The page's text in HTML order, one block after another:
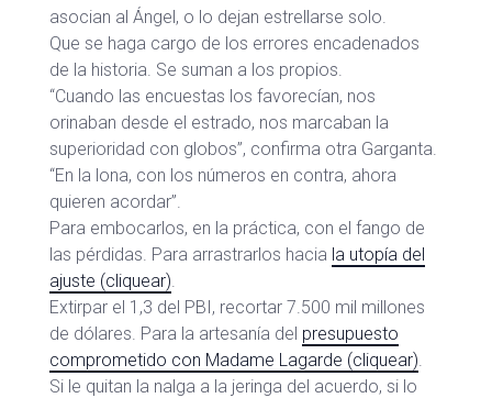
asocian al Ángel, o lo dejan estrellarse solo.
Que se haga cargo de los errores encadenados
de la historia. Se suman a los propios.
“Cuando las encuestas los favorecían, nos
orinaban desde el estrado, nos marcaban la
superioridad con globos”, confirma otra Garganta.
“En la lona, con los números en contra, ahora
quieren acordar”.
Para embocarlos, en la práctica, con el fango de
las pérdidas. Para arrastrarlos hacia la utopía del
ajuste (cliquear).
Extirpar el 1,3 del PBI, recortar 7.500 mil millones
de dólares. Para la artesanía del presupuesto
comprometido con Madame Lagarde (cliquear).
Si le quitan la nalga a la jeringa del acuerdo, si lo